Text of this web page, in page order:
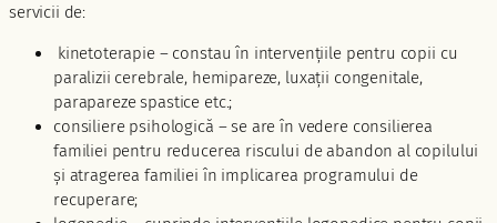
servicii de:
kinetoterapie – constau în intervențiile pentru copii cu
paralizii cerebrale, hemipareze, luxații congenitale,
parapareze spastice etc.;
consiliere psihologică – se are în vedere consilierea
familiei pentru reducerea riscului de abandon al copilului
și atragerea familiei în implicarea programului de
recuperare;